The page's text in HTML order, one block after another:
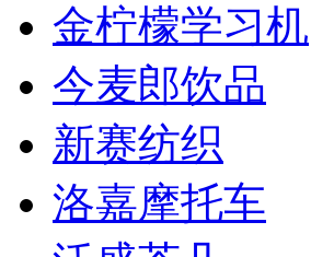
金柠檬学习机
今麦郎饮品
新赛纺织
洛嘉摩托车